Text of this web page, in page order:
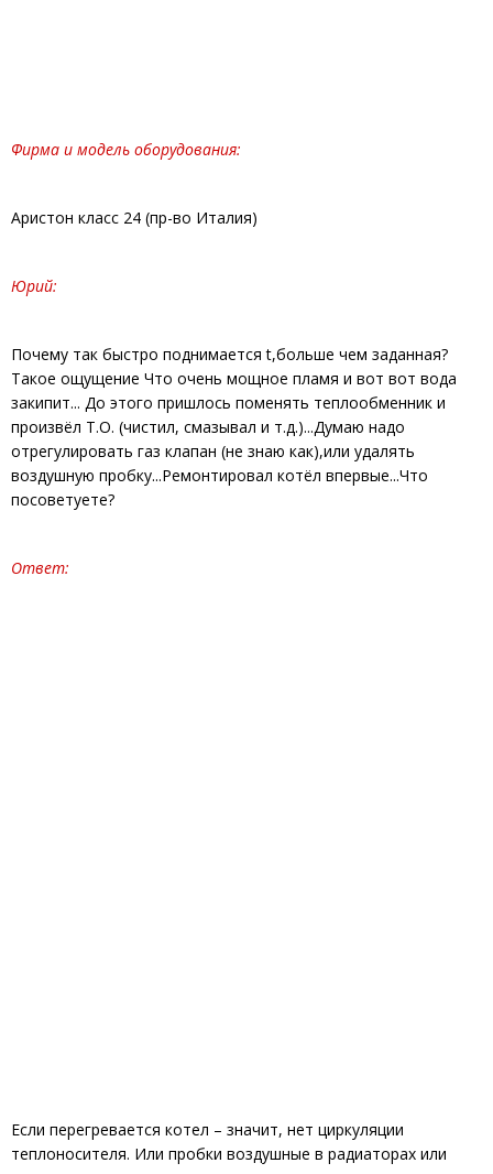
Фирма и модель оборудования:
Аристон класс 24 (пр-во Италия)
Юрий:
Почему так быстро поднимается t,больше чем заданная?
Такое ощущение Что очень мощное пламя и вот вот вода
закипит... До этого пришлось поменять теплообменник и
произвёл Т.О. (чистил, смазывал и т.д.)...Думаю надо
отрегулировать газ клапан (не знаю как),или удалять
воздушную пробку...Ремонтировал котёл впервые...Что
посоветуете?
Ответ:
Если перегревается котел – значит, нет циркуляции
теплоносителя. Или пробки воздушные в радиаторах или